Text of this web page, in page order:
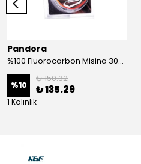
Pandora
%100 Fluorocarbon Misina 30mt 0,41mm
%10
₺ 150.32
₺ 135.29
1 Kalınlık